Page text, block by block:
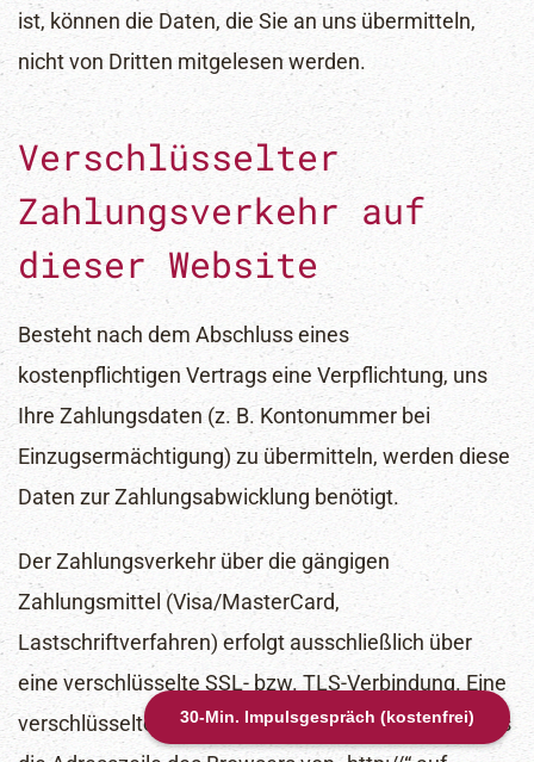
30-Min. Impulsgespräch (kostenfrei)
ist, können die Daten, die Sie an uns übermitteln,
nicht von Dritten mitgelesen werden.
Verschlüsselter
Zahlungsverkehr auf
dieser Website
Besteht nach dem Abschluss eines
kostenpflichtigen Vertrags eine Verpflichtung, uns
Ihre Zahlungsdaten (z. B. Kontonummer bei
Einzugsermächtigung) zu übermitteln, werden diese
Daten zur Zahlungsabwicklung benötigt.
Der Zahlungsverkehr über die gängigen
Zahlungsmittel (Visa/MasterCard,
Lastschriftverfahren) erfolgt ausschließlich über
eine verschlüsselte SSL- bzw. TLS-Verbindung. Eine
verschlüsselte Verbindung erkennen Sie daran, dass